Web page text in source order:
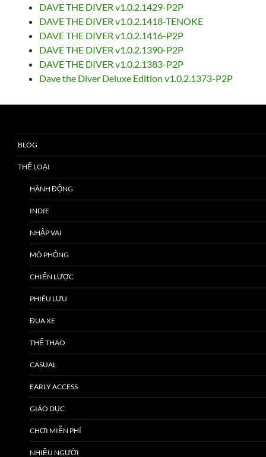
DAVE THE DIVER v1.0.2.1429-P2P
DAVE THE DIVER v1.0.2.1418-TENOKE
DAVE THE DIVER v1.0.2.1416-P2P
DAVE THE DIVER v1.0.2.1390-P2P
DAVE THE DIVER v1.0.2.1383-P2P
Dave the Diver Deluxe Edition v1.0.2.1373-P2P
BLOG
THỂ LOẠI
HÀNH ĐỘNG
INDIE
NHẬP VAI
MÔ PHỎNG
CHIẾN LƯỢC
PHIÊU LƯU
ĐUA XE
THỂ THAO
CASUAL
EARLY ACCESS
GIÁO DỤC
CHƠI MIỄN PHÍ
NHIỀU NGƯỜI